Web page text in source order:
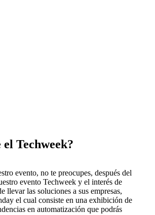
Techweek?
evento, no te preocupes, después del
evento Techweek y el interés de
llevar las soluciones a sus empresas,
el cual consiste en una exhibición de
en automatización que podrás